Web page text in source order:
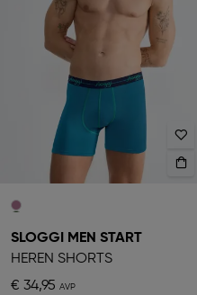
SLOGGI MEN START
HEREN SHORTS
€ 34,95